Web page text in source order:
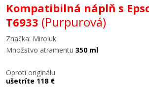
Kompatibilná náplň s
T6933 (Purpurová)
Značka: Miroluk
Množstvo atramentu 350 ml
Oproti originálu
ušetríte 118 €